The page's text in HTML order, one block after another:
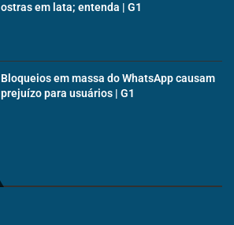
ostras em lata; entenda | G1
Bloqueios em massa do WhatsApp causam
prejuízo para usuários | G1